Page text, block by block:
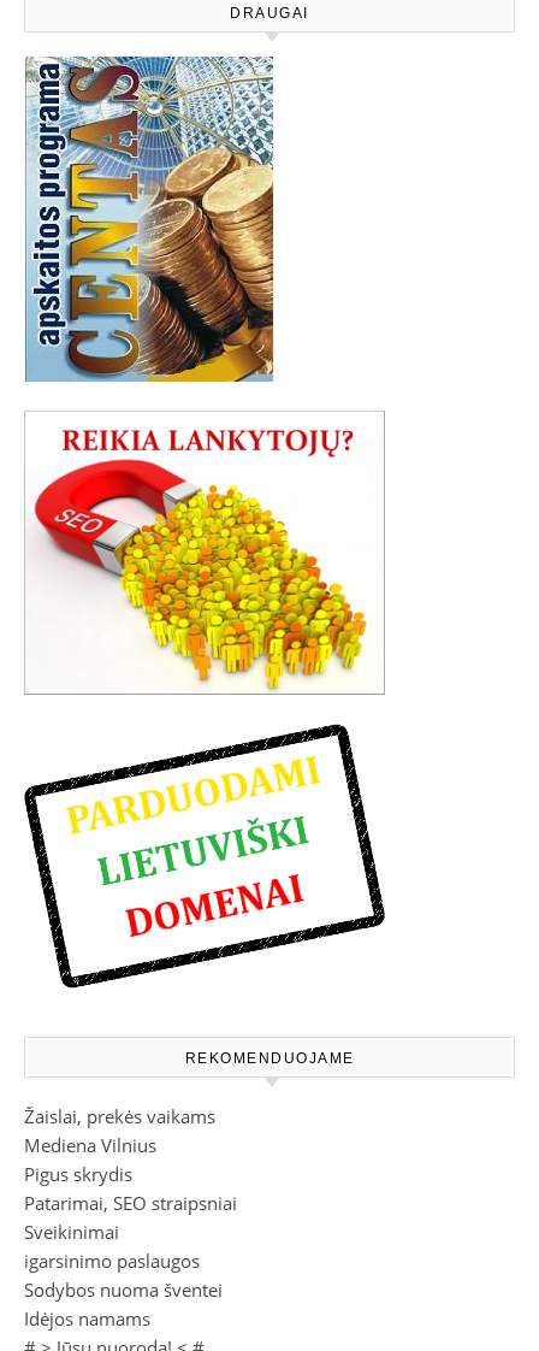
DRAUGAI
REKOMENDUOJAME
Žaislai, prekės vaikams
Mediena Vilnius
Pigus skrydis
Patarimai, SEO straipsniai
Sveikinimai
igarsinimo paslaugos
Sodybos nuoma šventei
Idėjos namams